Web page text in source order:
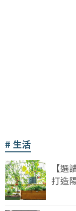
生活
【
打造